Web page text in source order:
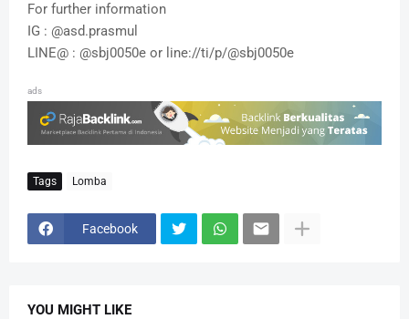
For further information
IG : @asd.prasmul
LINE@ : @sbj0050e or line://ti/p/@sbj0050e
ads
Tags Lomba
Facebook
YOU MIGHT LIKE